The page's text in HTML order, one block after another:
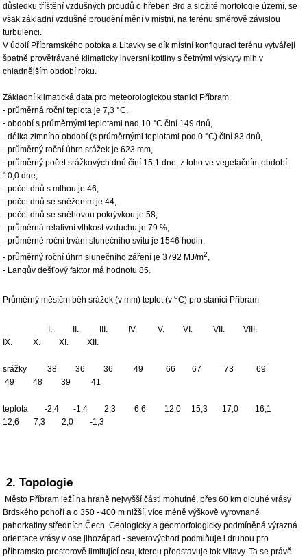
důsledku tříštění vzdušných proudů o hřeben Brd a složité morfologie území, se
však základní vzdušné proudění mění v místní, na terénu směrově závislou
turbulenci.
V údolí Příbramského potoka a Litavky se dík místní konfiguraci terénu vytvářejí
špatně provětrávané klimaticky inversní kotliny s četnými výskyty mlh v
chladnějším období roku.
Základní klimatická data pro meteorologickou stanici Příbram:
- průměrná roční teplota je 7,3 °C,
- období s průměrnými teplotami nad 10 °C činí 149 dnů,
- délka zimního období (s průměrnými teplotami pod 0 °C) činí 83 dnů,
- průměrný roční úhrn srážek je 623 mm,
- průměrný počet srážkových dnů činí 15,1 dne, z toho ve vegetačním období
10,0 dne,
- počet dnů s mlhou je 46,
- počet dnů se sněžením je 44,
- počet dnů se sněhovou pokrývkou je 58,
- průměrná relativní vlhkost vzduchu je 79 %,
- průměrné roční trvání slunečního svitu je 1546 hodin,
- průměrný roční úhrn slunečního záření je 3792 MJ/m2,
- Langův dešťový faktor má hodnotu 85.
Průměrný měsíční běh srážek (v mm) teplot (voC) pro stanici Příbram
I. II. III. IV. V. VI. VII. VIII.
IX. X. XI. XII.
srážky 38 36 36 49 66 67 73 69
49 48 39 41
teplota -2,4 -1,4 2,3 6,6 12,0 15,3 17,0 16,1
12,6 7,3 2,0 -1,3
2. Topologie
Město Příbram leží na hraně nejvyšší části mohutné, přes 60 km dlouhé vrásy
Brdského pohoří a o 350 - 400 m nižší, více méně výškově vyrovnané
pahorkatiny středních Čech. Geologicky a geomorfologicky podmíněná výrazná
orientace vrásy v ose jihozápad - severovýchod podmiňuje i druhou pro
příbramsko prostorově limitující osu, kterou představuje tok Vltavy. Ta se právě